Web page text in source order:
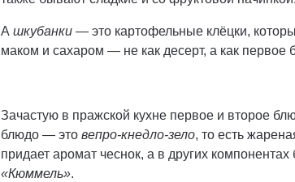
Ашкубaнки — это картофельные клёцки,
маком и сахаром — не как десерт, а как
Зачастую в пражской кухне первое и второе
блюдо — этовепро-кнедло-зело, то есть
придает аромат чеснок, а в других
«Кюммель».